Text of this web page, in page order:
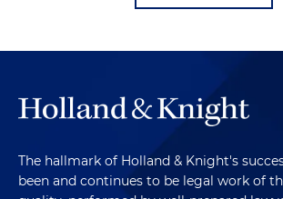
The hallmark of Holland & Knight's
been and continues to be legal work of